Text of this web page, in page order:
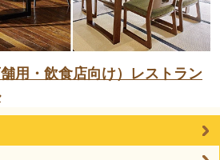
用・飲食店向け）レストラン